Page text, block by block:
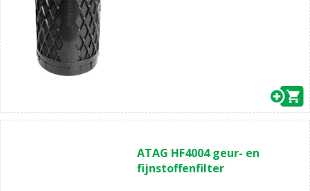
ATAG HF4004 geur- en
fijnstoffenfilter